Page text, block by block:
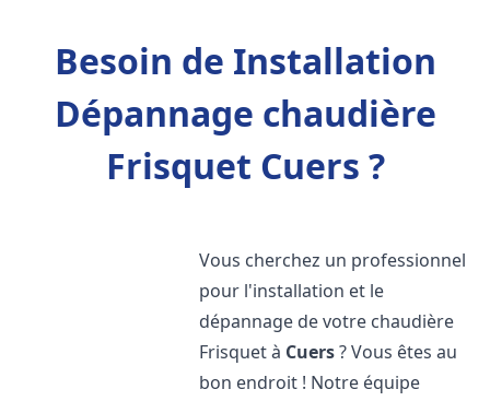
Besoin de Installation
Dépannage chaudière
Frisquet Cuers ?
Vous cherchez un professionnel
pour l'installation et le
dépannage de votre chaudière
Frisquet à Cuers? Vous êtes au
bon endroit ! Notre équipe